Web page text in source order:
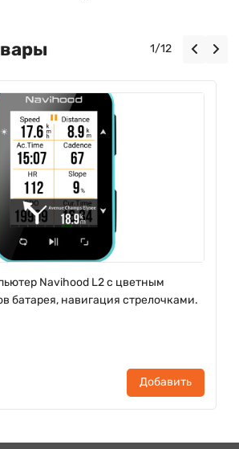
1/12
Navihood L2 с цветным
батарея, навигация стрелочками.
Добавить